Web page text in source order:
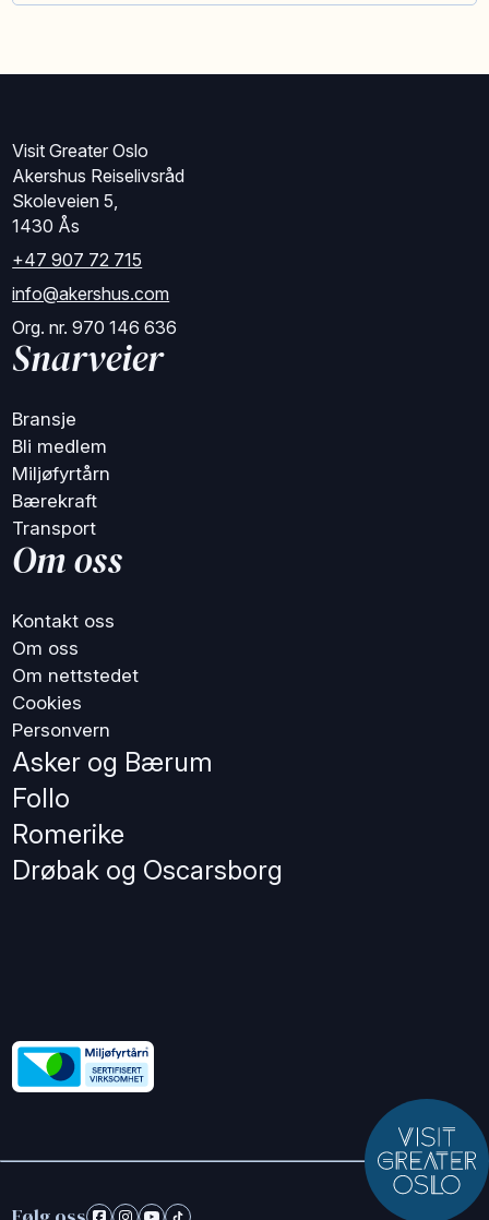
Visit Greater Oslo
Akershus Reiselivsråd
Skoleveien 5,
1430 Ås
+47 907 72 715
info@akershus.com
Org. nr. 970 146 636
Snarveier
Bransje
Bli medlem
Miljøfyrtårn
Bærekraft
Transport
Om oss
Kontakt oss
Om oss
Om nettstedet
Cookies
Personvern
Asker og Bærum
Follo
Romerike
Drøbak og Oscarsborg